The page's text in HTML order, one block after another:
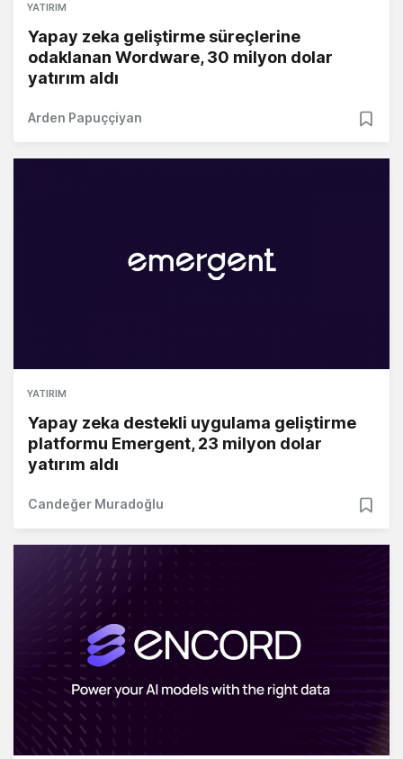
YATIRIM
Yapay zeka geliştirme süreçlerine
odaklanan Wordware, 30 milyon dolar
yatırım aldı
Arden Papuççiyan
YATIRIM
Yapay zeka destekli uygulama geliştirme
platformu Emergent, 23 milyon dolar
yatırım aldı
Candeğer Muradoğlu